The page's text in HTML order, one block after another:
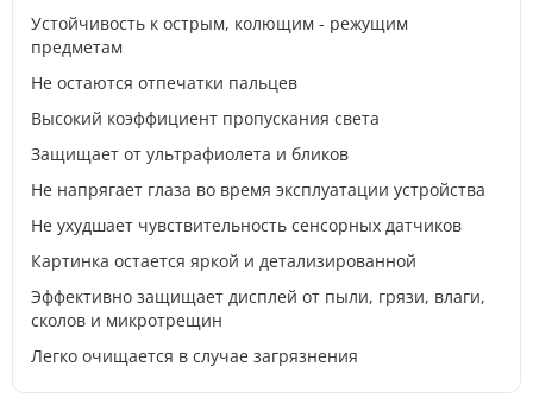
Устойчивость к острым, колющим - режущим
предметам
Не остаются отпечатки пальцев
Высокий коэффициент пропускания света
Защищает от ультрафиолета и бликов
Не напрягает глаза во время эксплуатации устройства
Не ухудшает чувствительность сенсорных датчиков
Картинка остается яркой и детализированной
Эффективно защищает дисплей от пыли, грязи, влаги,
сколов и микротрещин
Легко очищается в случае загрязнения